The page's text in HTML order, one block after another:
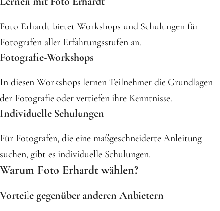
Foto Erhardt bietet Workshops und Schulungen für
Fotografen aller Erfahrungsstufen an.
Fotografie-Workshops
In diesen Workshops lernen Teilnehmer die Grundlagen
der Fotografie oder vertiefen ihre Kenntnisse.
Individuelle Schulungen
Für Fotografen, die eine maßgeschneiderte Anleitung
suchen, gibt es individuelle Schulungen.
Warum Foto Erhardt wählen?
Vorteile gegenüber anderen Anbietern